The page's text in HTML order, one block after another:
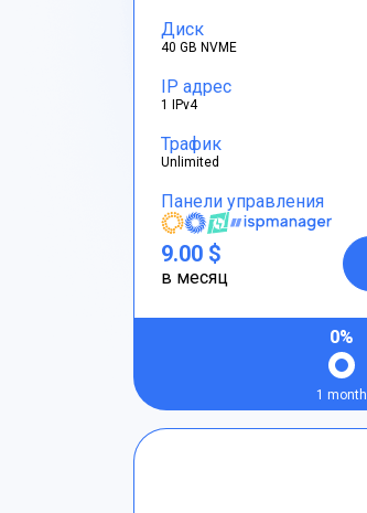
Диск
40 GB NVME
IP адрес
1 IPv4
Трафик
Unlimited
Панели управления
9.00 $
в месяц
0%
1 month